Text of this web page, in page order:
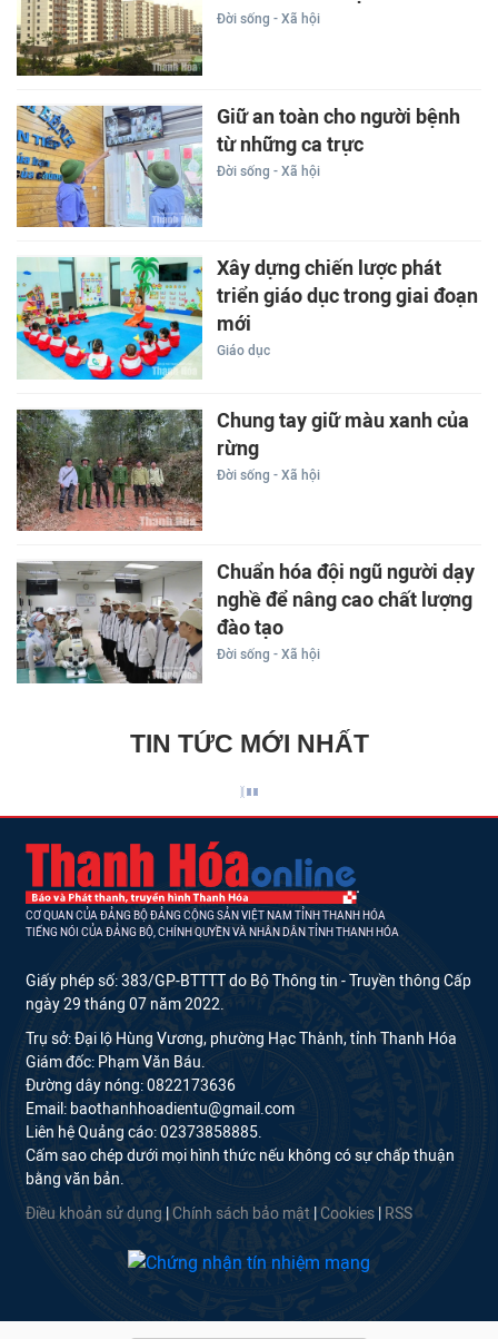
Đời sống - Xã hội
Giữ an toàn cho người bệnh
từ những ca trực
Đời sống - Xã hội
Xây dựng chiến lược phát
triển giáo dục trong giai đoạn
mới
Giáo dục
Chung tay giữ màu xanh của
rừng
Đời sống - Xã hội
Chuẩn hóa đội ngũ người dạy
nghề để nâng cao chất lượng
đào tạo
Đời sống - Xã hội
TIN TỨC MỚI NHẤT
CƠ QUAN CỦA ĐẢNG BỘ ĐẢNG CỘNG SẢN VIỆT NAM TỈNH THANH HÓA
TIẾNG NÓI CỦA ĐẢNG BỘ, CHÍNH QUYỀN VÀ NHÂN DÂN TỈNH THANH HÓA
Giấy phép số: 383/GP-BTTTT do Bộ Thông tin - Truyền thông Cấp
ngày 29 tháng 07 năm 2022.
Trụ sở: Đại lộ Hùng Vương, phường Hạc Thành, tỉnh Thanh Hóa
Giám đốc: Phạm Văn Báu.
Đường dây nóng: 0822173636
Email: baothanhhoadientu@gmail.com
Liên hệ Quảng cáo: 02373858885.
Cấm sao chép dưới mọi hình thức nếu không có sự chấp thuận
bằng văn bản.
Điều khoản sử dụng Chính sách bảo mật Cookies RSS